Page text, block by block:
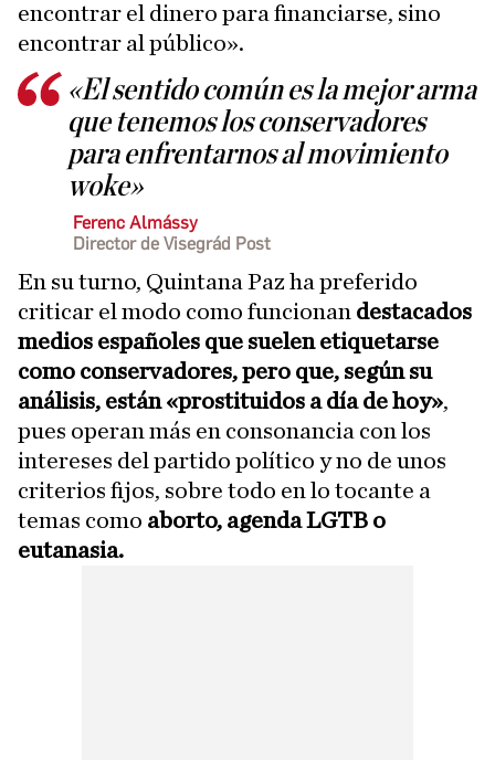
encontrar el dinero para financiarse, sino
encontrar al público».
«El sentido común es la mejor arma
que tenemos los conservadores
para enfrentarnos al movimiento
woke»
Ferenc Almássy
Director de Visegrád Post
En su turno, Quintana Paz ha preferido
criticar el modo como funcionan destacados
medios españoles que suelen etiquetarse
como conservadores, pero que, según su
análisis, están «prostituidos a día de hoy»,
pues operan más en consonancia con los
intereses del partido político y no de unos
criterios fijos, sobre todo en lo tocante a
temas como aborto, agenda LGTB o
eutanasia.